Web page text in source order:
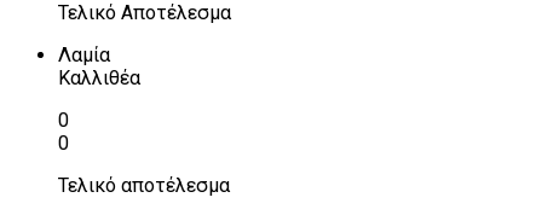
Τελικό Αποτέλεσμα
Λαμία
Καλλιθέα
0
0
Τελικό αποτέλεσμα